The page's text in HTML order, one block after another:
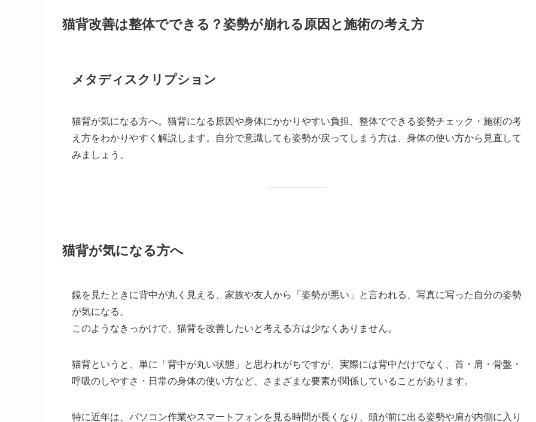
猫背改善は整体でできる？姿勢が崩れる原因と施術の考え方
メタディスクリプション
猫背が気になる方へ。猫背になる原因や身体にかかりやすい負担、整体でできる姿勢チェック・施術の考
え方をわかりやすく解説します。自分で意識しても姿勢が戻ってしまう方は、身体の使い方から見直して
みましょう。
猫背が気になる方へ
鏡を見たときに背中が丸く見える、家族や友人から「姿勢が悪い」と言われる、写真に写った自分の姿勢
が気になる。
このようなきっかけで、猫背を改善したいと考える方は少なくありません。
猫背というと、単に「背中が丸い状態」と思われがちですが、実際には背中だけでなく、首・肩・骨盤・
呼吸のしやすさ・日常の身体の使い方など、さまざまな要素が関係していることがあります。
特に近年は、パソコン作業やスマートフォンを見る時間が長くなり、頭が前に出る姿勢や肩が内側に入り